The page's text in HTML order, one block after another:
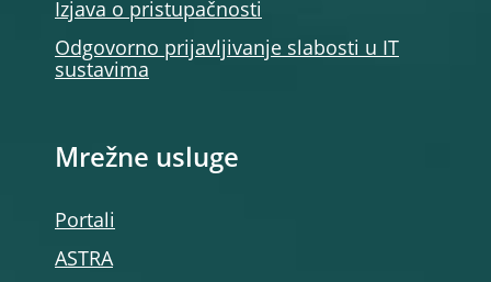
Izjava o pristupačnosti
Odgovorno prijavljivanje slabosti u IT
sustavima
Mrežne usluge
Portali
ASTRA